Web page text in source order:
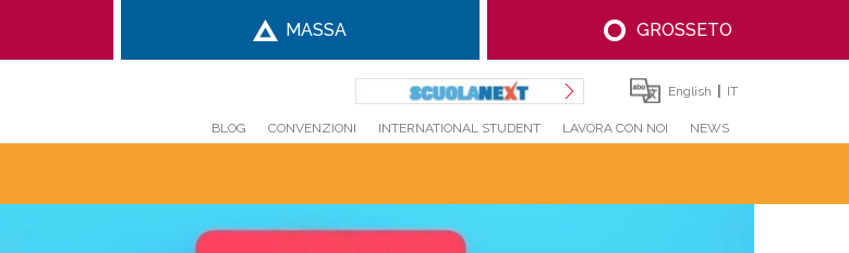
MASSA GROSSETO
English IT
BLOG CONVENZIONI INTERNATIONAL STUDENT LAVORA CON NOI NEWS